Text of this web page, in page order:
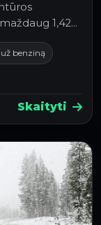
1,42
benziną
Skaityti